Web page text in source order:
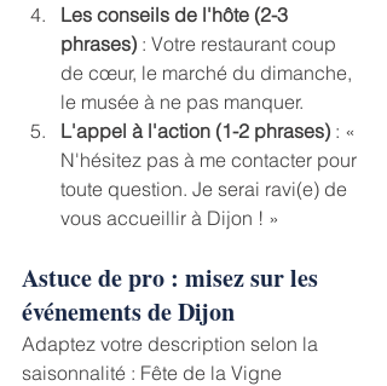
﻿﻿﻿Les conseils de l'hôte (2-3
phrases) : Votre restaurant coup
de cœur, le marché du dimanche,
le musée à ne pas manquer.
﻿﻿﻿L'appel à l'action (1-2 phrases) : «
N'hésitez pas à me contacter pour
toute question. Je serai ravi(e) de
vous accueillir à Dijon ! »
Astuce de pro : misez sur les
événements de Dijon
Adaptez votre description selon la
saisonnalité : Fête de la Vigne